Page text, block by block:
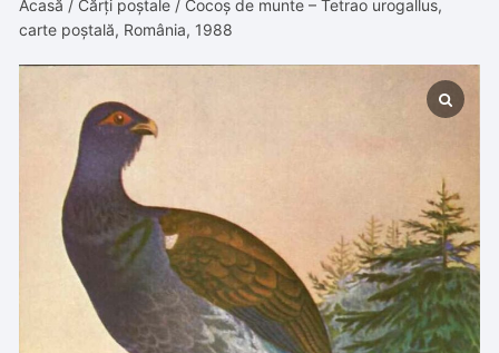
Acasă / Cărți poștale / Cocoș de munte – Tetrao urogallus,
carte poștală, România, 1988